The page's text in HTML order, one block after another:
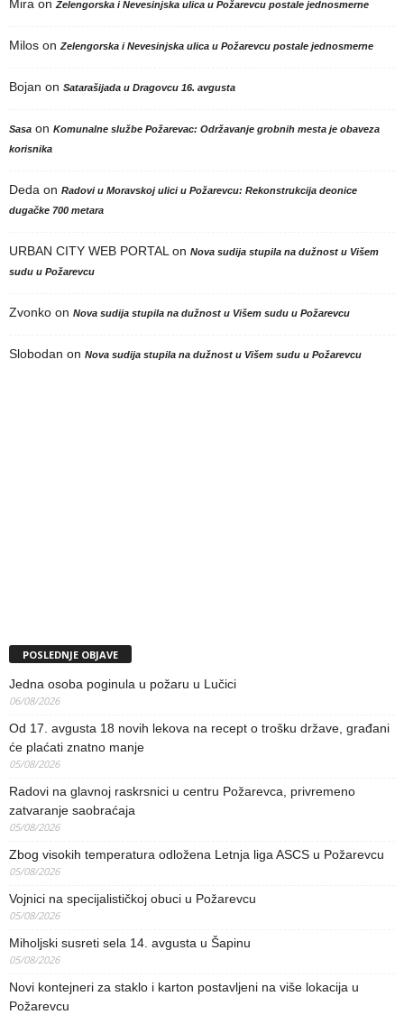
Mira on Zelengorska i Nevesinjska ulica u Požarevcu postale jednosmerne
Milos on Zelengorska i Nevesinjska ulica u Požarevcu postale jednosmerne
Bojan on Satarašijada u Dragovcu 16. avgusta
Sasa on Komunalne službe Požarevac: Održavanje grobnih mesta je obaveza
korisnika
Deda on Radovi u Moravskoj ulici u Požarevcu: Rekonstrukcija deonice
dugačke 700 metara
URBAN CITY WEB PORTAL on Nova sudija stupila na dužnost u Višem
sudu u Požarevcu
Zvonko on Nova sudija stupila na dužnost u Višem sudu u Požarevcu
Slobodan on Nova sudija stupila na dužnost u Višem sudu u Požarevcu
POSLEDNJE OBJAVE
Jedna osoba poginula u požaru u Lučici
06/08/2026
Od 17. avgusta 18 novih lekova na recept o trošku države, građani
će plaćati znatno manje
05/08/2026
Radovi na glavnoj raskrsnici u centru Požarevca, privremeno
zatvaranje saobraćaja
05/08/2026
Zbog visokih temperatura odložena Letnja liga ASCS u Požarevcu
05/08/2026
Vojnici na specijalističkoj obuci u Požarevcu
05/08/2026
Miholjski susreti sela 14. avgusta u Šapinu
05/08/2026
Novi kontejneri za staklo i karton postavljeni na više lokacija u
Požarevcu